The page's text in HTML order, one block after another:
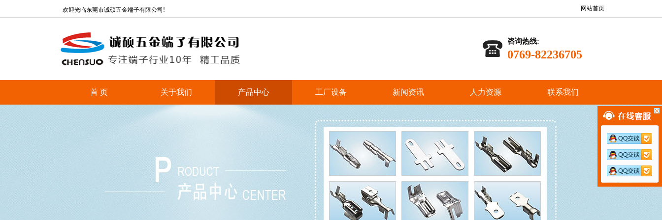
网站首页
欢迎光临东莞市诚硕五金端子有限公司!
咨询热线:
0769-82236705
首 页 关于我们 产品中心 工厂设备 新闻资讯 人力资源 联系我们